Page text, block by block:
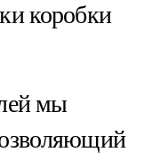
коробки
мы